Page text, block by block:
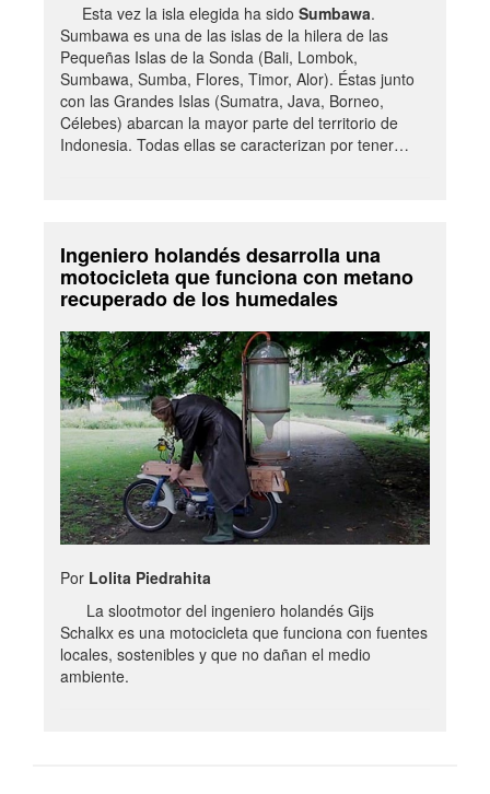
Esta vez la isla elegida ha sido Sumbawa.
Sumbawa es una de las islas de la hilera de las
Pequeñas Islas de la Sonda (Bali, Lombok,
Sumbawa, Sumba, Flores, Timor, Alor). Éstas junto
con las Grandes Islas (Sumatra, Java, Borneo,
Célebes) abarcan la mayor parte del territorio de
Indonesia. Todas ellas se caracterizan por tener…
Ingeniero holandés desarrolla una
motocicleta que funciona con metano
recuperado de los humedales
Por Lolita Piedrahita
La slootmotor del ingeniero holandés Gijs
Schalkx es una motocicleta que funciona con fuentes
locales, sostenibles y que no dañan el medio
ambiente.